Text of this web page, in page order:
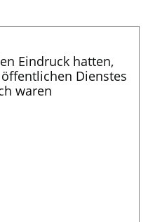
Eindruck hatten,
Dienstes
waren